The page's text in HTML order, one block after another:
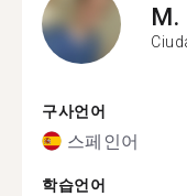
M.
구사언어
스페인어
학습언어